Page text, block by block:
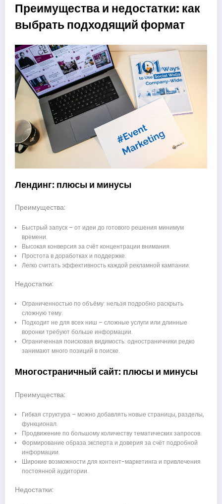
Преимущества и недостатки: как
выбрать подходящий формат
Лендинг: плюсы и минусы
Преимущества:
Быстрый запуск – от идеи до готового решения минимум
времени.
Высокая конверсия за счёт концентрации внимания.
Простота в доработках и поддержке.
Легко считать эффективность каждой рекламной кампании.
Недостатки:
Ограниченностью по объёму: нельзя подробно раскрыть
сложную тему.
Подходит не для всех ниш – сложные услуги или длинные
воронки требуют больше информации.
Ограниченная поисковая видимость: одностраничники редко
занимают много позиций в поиске.
Многостраничный сайт: плюсы и минусы
Преимущества:
Гибкая структура – можно добавлять новые страницы, разделы,
функционал.
Продвижение по большому количеству тематических запросов.
Формирование образа эксперта и доверия за счёт подробной
информации.
Широкие возможности для контент-маркетинга и привлечения
постоянной аудитории.
Недостатки: